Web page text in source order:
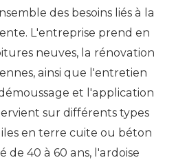
des besoins liés à la
L'entreprise prend en
neuves, la rénovation
ainsi que l'entretien
et l'application
sur différents types
en terre cuite ou béton
40 à 60 ans, l'ardoise